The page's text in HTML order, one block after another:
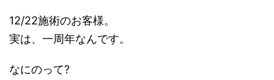
12/22施術のお客様。
実は、一周年なんです。
なにのって?